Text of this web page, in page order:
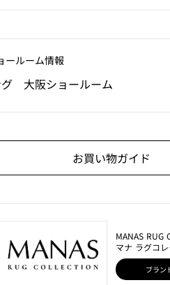
ールーム情報
グ 大阪ショールーム
お買い物ガイド
MANAS RUG
マナ ラグコ
ブラン